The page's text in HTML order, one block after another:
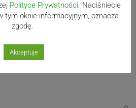
im to na pryw uczelni ogarnij
Polityce Prywatności. Naciśniecie
tym oknie informacyjnym, oznacza
zgodę.
Akceptuje